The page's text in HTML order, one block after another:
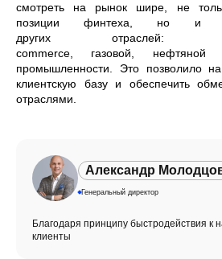
смотреть на рынок шире, не
позиции финтеха, но и
других отраслей:
commerce, газовой, нефтяной
промышленности. Это позволило
клиентскую базу и обеспечить
отраслями.
Александр
Генеральный директор
Благодаря принципу быстродействия к
клиенты